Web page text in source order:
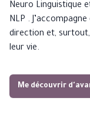
Neuro Linguistique
NLP .
direction et,
leur vie.
Me découvrir